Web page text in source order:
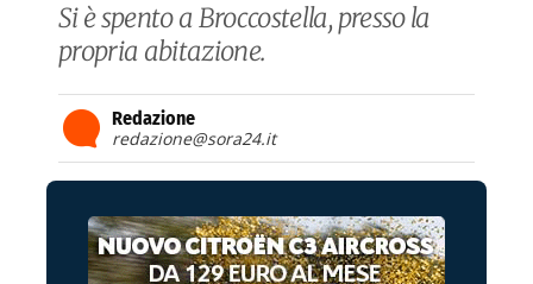
Si è spento a Broccostella, presso la
propria abitazione.
Redazione
redazione@sora24.it